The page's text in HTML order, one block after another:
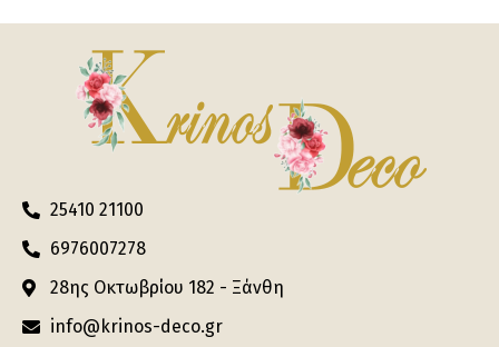
25410 21100
6976007278
28ης Οκτωβρίου 182 - Ξάνθη
info@krinos-deco.gr